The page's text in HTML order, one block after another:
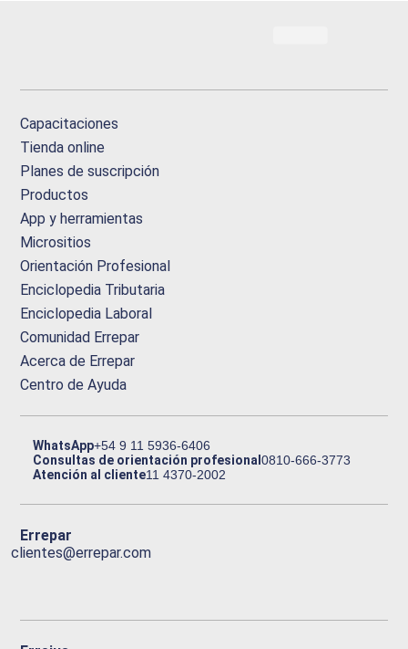
Capacitaciones
Tienda online
Planes de suscripción
Productos
App y herramientas
Micrositios
Orientación Profesional
Enciclopedia Tributaria
Enciclopedia Laboral
Comunidad Errepar
Acerca de Errepar
Centro de Ayuda
WhatsApp+54 9 11 5936-6406
Consultas de orientación profesional0810-666-3773
Atención al cliente11 4370-2002
Errepar
clientes@errepar.com